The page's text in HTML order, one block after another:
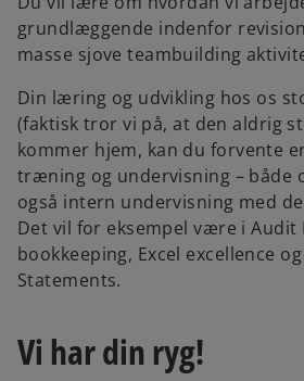
grundlæggende indenfor
masse sjove teambuilding
Din læring og udvikling hos os
(faktisk tror vi på, at den aldrig
kommer hjem, kan du forvente
træning og undervisning – både
også intern undervisning med
Det vil for eksempel være i Audit
bookkeeping, Excel excellence
Statements.
Vi har din ryg!